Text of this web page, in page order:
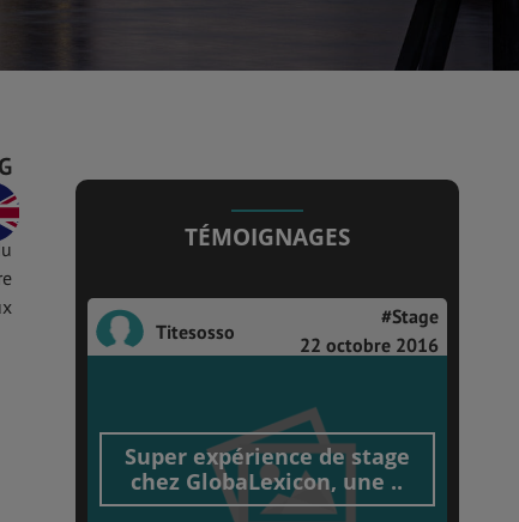
TÉMOIGNAGES
Titesosso
#Stage
22 octobre 2016
Super expérience de stage
chez GlobaLexicon, une ..